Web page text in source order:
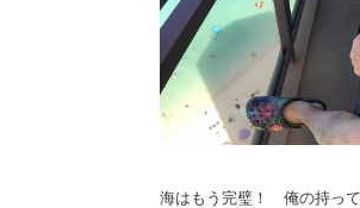
海はもう完璧！ 俺の持っ